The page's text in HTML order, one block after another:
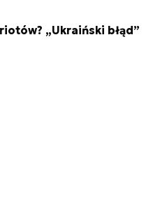
„Ukraiński błąd”